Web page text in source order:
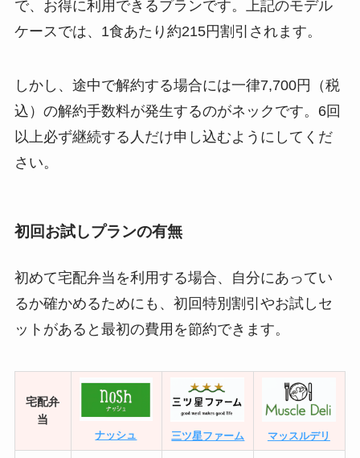
で、お得に利用できるプランです。上記のモデル
ケースでは、1食あたり約215円割引されます。
しかし、途中で解約する場合には一律7,700円（税
込）の解約手数料が発生するのがネックです。6回
以上必ず継続する人だけ申し込むようにしてくだ
さい。
初回お試しプランの有無
初めて宅配弁当を利用する場合、自分にあってい
るか確かめるためにも、初回特別割引やお試しセ
ットがあると最初の費用を節約できます。
宅配弁
当
ナッシュ 三ツ星ファーム マッスルデリ